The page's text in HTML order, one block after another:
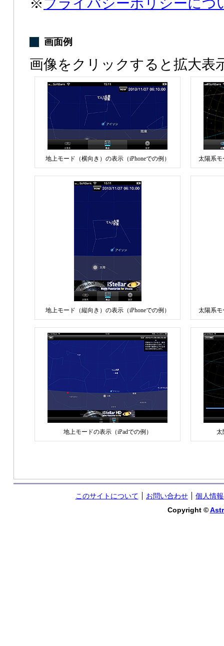
※プライバシーポリシーにつ
画面例
画像をクリックすると拡大表
地上モード（横向き）の表示（iPhoneでの例） 太陽系モ
地上モード（縦向き）の表示（iPhoneでの例） 太陽系モ
地上モードの表示（iPadでの例） 太
このサイトについて お問い合わせ
個人情
Copyright ©